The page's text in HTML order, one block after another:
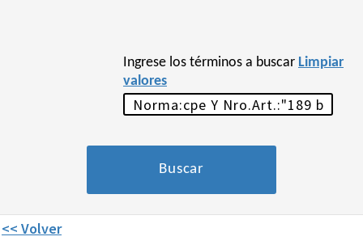
Ingrese los términos a buscar Limpiar
valores
<< Volver